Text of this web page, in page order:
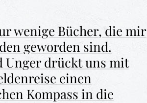
wenige Bücher, die mir
geworden sind.
Unger drückt uns mit
einen
Kompass in die